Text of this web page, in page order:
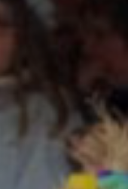
ZPRÁVY Z ÚŘADU MČ PRAHA 21
KLUBOVNA